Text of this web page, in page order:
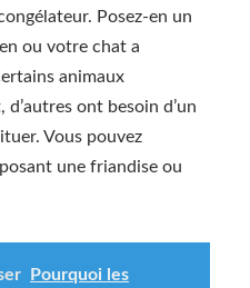
Posez-en un
ou votre chat a
animaux
d’autres ont besoin d’un
Vous pouvez
une friandise ou
Pourquoi les